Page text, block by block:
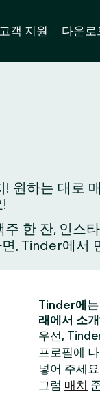
고객 지원 다운로
하는 대로
한 잔, 인스
, Tinder에
Tinder에는
래에서 소
우선,
프로필에
넣어 주세
그럼 매치